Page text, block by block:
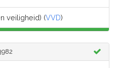
veiligheid) (VVD)